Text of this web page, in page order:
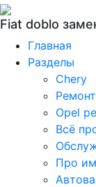
Fiat doblo
Главная
Разделы
Chery
Opel
Всё
Про